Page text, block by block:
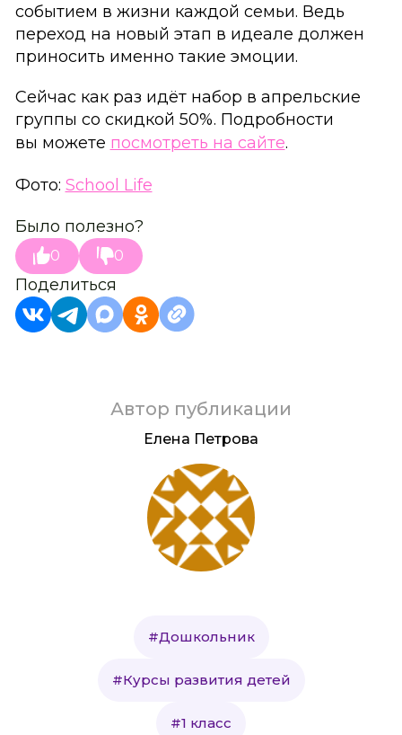
событием в жизни каждой семьи. Ведь
переход на новый этап в идеале должен
приносить именно такие эмоции.
Сейчас как раз идёт набор в апрельские
группы со скидкой 50%. Подробности
вы можете посмотреть на сайте.
Фото: School Life
Было полезно?
0 0
Поделиться
Автор публикации
Елена Петрова
#Дошкольник
#Курсы развития детей
#1 класс